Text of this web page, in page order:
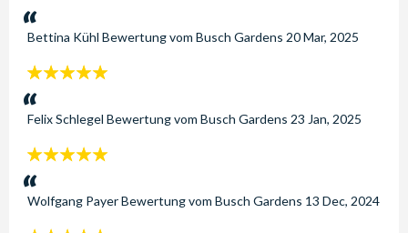
Sterne:
Bettina Kühl Bewertung vom Busch Gardens 20 Mar, 2025
5
Sterne:
Felix Schlegel Bewertung vom Busch Gardens 23 Jan, 2025
5
Sterne:
Wolfgang PayerBewertung vom Busch Gardens 13 Dec, 2024